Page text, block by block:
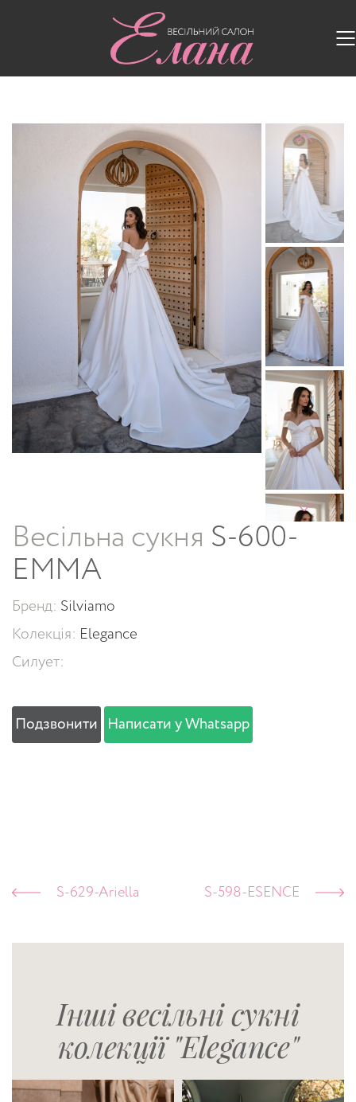
Весільні сукні/
Весільна сукня S-600-
EMMA
Бренд: Silviamo
Колекція: Elegance
Силует:
Подзвонити Написати у Whatsapp
S-629-Ariella S-598-ESENCE
Інші весільні сукні
колекції "Elegance"